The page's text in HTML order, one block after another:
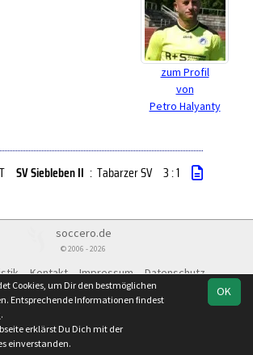
zum Profil
von
Petro Halyanty
SV Siebleben II : Tabarzer SV 3 : 1
soccero.de
© 2006 - 2026
Kontakt Impressum
Datenschutz
OK
Cookies, um Dir den bestmöglichen
Entsprechende Informationen findest
.
erklärst Du Dich mit der
einverstanden.